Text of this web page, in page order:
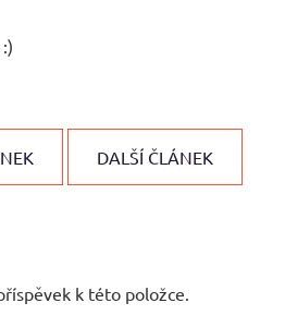
DALŠÍ ČLÁNEK
k této položce.